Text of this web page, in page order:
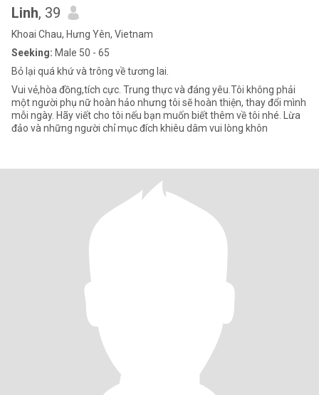
Linh, 39
Khoai Chau, Hưng Yên, Vietnam
Seeking: Male 50 - 65
Bỏ lại quá khứ và trông về tương lai.
Vui vẻ,hòa đồng,tích cực. Trung thực và đáng yêu.Tôi không phải
một người phụ nữ hoàn hảo nhưng tôi sẽ hoàn thiện, thay đổi mình
mỗi ngày. Hãy viết cho tôi nếu bạn muốn biết thêm về tôi nhé. Lừa
đảo và những người chỉ mục đích khiêu dâm vui lòng khôn